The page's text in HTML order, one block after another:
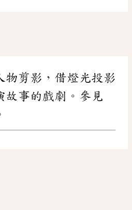
物剪影，借燈光投影
故事的戲劇。參見